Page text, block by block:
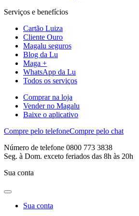
Serviços e benefícios
Cartão Luiza
Cliente Ouro
Magalu seguros
Blog da Lu
Maga +
WhatsApp da Lu
Todos os serviços
Comprar na loja
Vender no Magalu
Baixe o aplicativo
Compre pelo telefoneCompre pelo chat
Número de telefone 0800 773 3838
Seg. à Dom. exceto feriados das 8h às 20h
Sua conta
Sua conta